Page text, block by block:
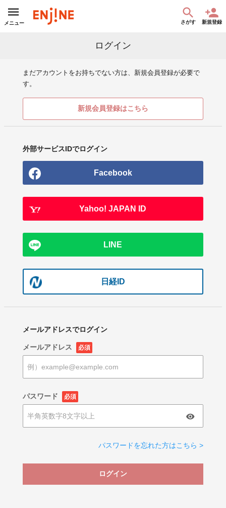
メニュー さがす 新規登録
ログイン
まだアカウントをお持ちでない方は、新規会員登録が必要で
す。
新規会員登録はこちら
外部サービスIDでログイン
Facebook
Yahoo! JAPAN ID
LINE
日経ID
メールアドレスでログイン
メールアドレス 必須
パスワード 必須
パスワードを忘れた方はこちら >
ログイン